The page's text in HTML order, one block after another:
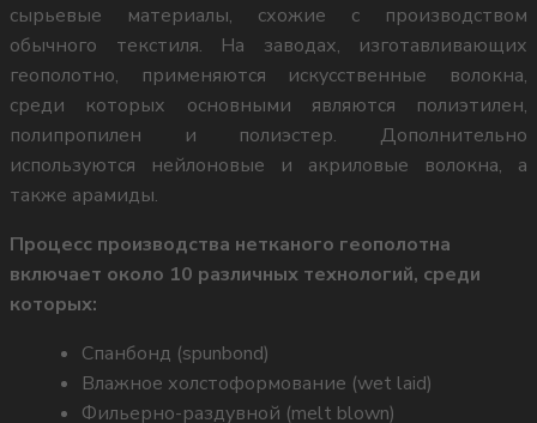
сырьевые материалы, схожие с производством
обычного текстиля. На заводах, изготавливающих
геополотно, применяются искусственные волокна,
среди которых основными являются полиэтилен,
полипропилен и полиэстер. Дополнительно
используются нейлоновые и акриловые волокна, а
также арамиды.
Процесс производства нетканого геополотна
включает около 10 различных технологий, среди
которых:
Спанбонд (spunbond)
Влажное холстоформование (wet laid)
Фильерно-раздувной (melt blown)